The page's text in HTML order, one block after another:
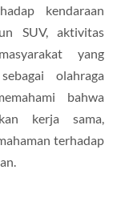
kendaraan
SUV, aktivitas
yang
olahraga
bahwa
kerja sama,
terhadap